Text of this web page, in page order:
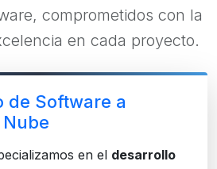
comprometidos con la
en cada proyecto.
de Software a
en el desarrollo